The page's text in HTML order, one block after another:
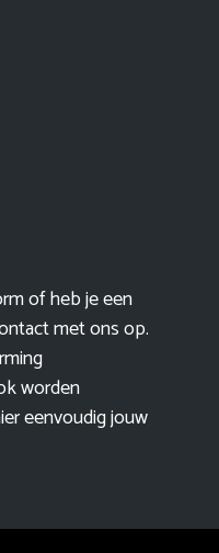
of heb je een
met ons op.
worden
eenvoudigjouw